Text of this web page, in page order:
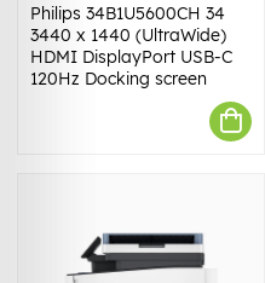
Philips 34B1U5600CH 34
3440 x 1440 (UltraWide)
HDMI DisplayPort USB-C
120Hz Docking screen